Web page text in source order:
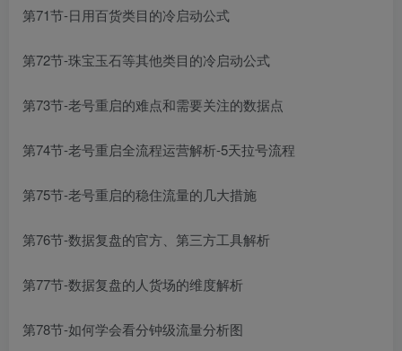
第71节-日用百货类目的冷启动公式
第72节-珠宝玉石等其他类目的冷启动公式
第73节-老号重启的难点和需要关注的数据点
第74节-老号重启全流程运营解析-5天拉号流程
第75节-老号重启的稳住流量的几大措施
第76节-数据复盘的官方、第三方工具解析
第77节-数据复盘的人货场的维度解析
第78节-如何学会看分钟级流量分析图